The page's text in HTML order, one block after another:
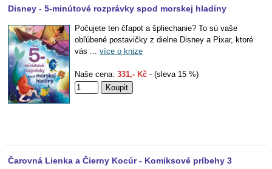
Disney - 5-minútové rozprávky spod morskej hladiny
Počujete ten čľapot a špliechanie? To sú vaše
obľúbené postavičky z dielne Disney a Pixar, ktoré
vás ... více o knize
Naše cena: 331,- Kč - (sleva 15 %)
Čarovná Lienka a Čierny Kocúr - Komiksové príbehy 3